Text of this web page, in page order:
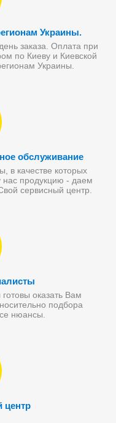
Украины.
заказа. Оплата при
по Киеву и Киевской
Украины.
обслуживание
в качестве которых
продукцию - даем
сервисный центр.
оказать Вам
подбора
нюансы.
центр